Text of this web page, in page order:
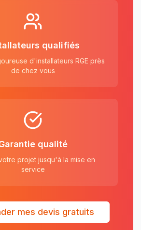
qualifiés
d'installateurs RGE près
de chez vous
qualité
projet jusqu'à la mise en
service
mes devis gratuits